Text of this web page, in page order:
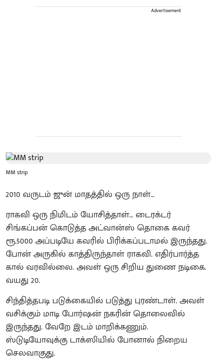
Advertisement
MM strip
2010 வருடம் ஜுன் மாதத்தில் ஒரு நாள்…
ராகவி ஒரு நிமிடம் யோசித்தாள்… டைரக்டர்
சிங்கப்பன் கொடுத்த அட்வான்ஸ் தொகை கவர்
ரூ.5000 அப்படியே கவரில் பிரிக்கப்படாமல் இருந்தது.
போன் அருகில் காத்திருந்தாள் ராகவி. எதிர்பார்த்த
கால் வரவில்லை. அவள் ஒரு சிறிய துணை நடிகை.
வயது 20.
சிந்தித்தபடி படுக்கையில் படுத்து புரண்டாள். அவள்
வசிக்கும் மாடி போர்ஷன் நகரின் தொலைவில்
இருந்தது. வேறே இடம் மாறிக்கணும்.
ஸ்டுடியோவுக்கு டாக்ஸியில் போனால் நிறைய
செலவாகுது.